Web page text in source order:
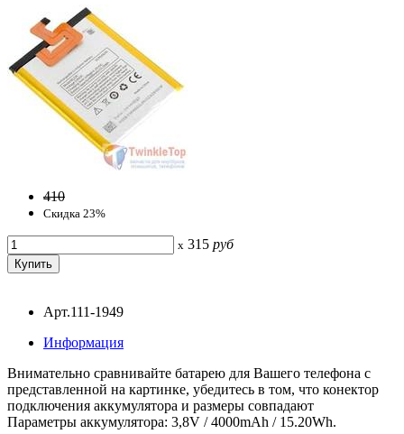
410
Скидка 23%
x 315 руб
Арт.111-1949
Информация
Внимательно сравнивайте батарею для Вашего телефона с
представленной на картинке, убедитесь в том, что конектор
подключения аккумулятора и размеры совпадают
Параметры аккумулятора: 3,8V / 4000mAh / 15.20Wh.